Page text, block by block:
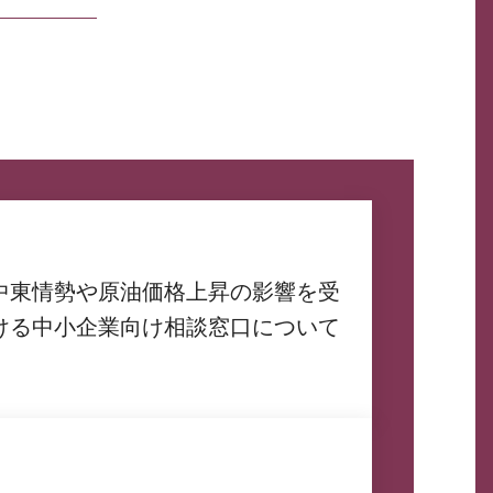
東情勢や原油価格上昇の影響を受
る中小企業向け相談窓口について